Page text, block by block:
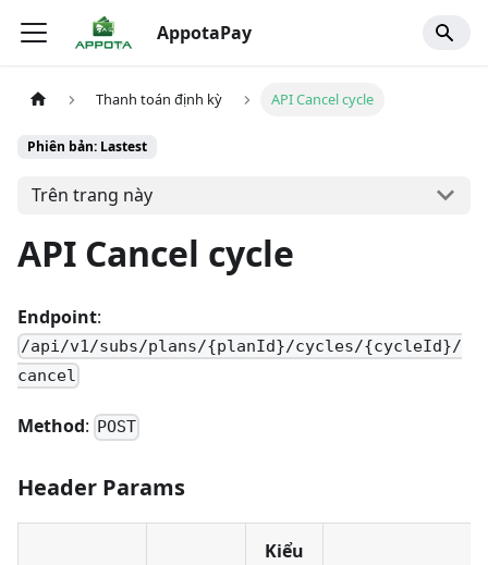
AppotaPay
Thanh toán định kỳ API Cancel cycle
Phiên bản: Lastest
Trên trang này
API Cancel cycle
Endpoint:
/api/v1/subs/plans/{planId}/cycles/{cycleId}/
cancel
Method: POST
Header Params
Kiểu